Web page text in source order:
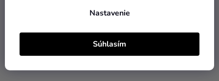
Nastavenie
Súhlasím